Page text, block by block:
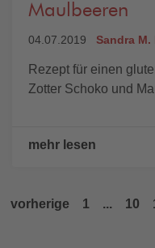
Maulbeeren
04.07.2019 Sandra M.
Rezept für einen
Zotter Schoko und
mehr lesen
vorherige 1 ... 10